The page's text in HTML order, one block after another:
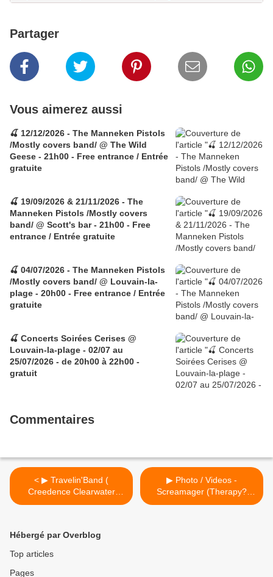
Partager
Vous aimerez aussi
🍒 12/12/2026 - The Manneken Pistols
/Mostly covers band/ @ The Wild
Geese - 21h00 - Free entrance / Entrée
gratuite
🍒 19/09/2026 & 21/11/2026 - The
Manneken Pistols /Mostly covers
band/ @ Scott's bar - 21h00 - Free
entrance / Entrée gratuite
🍒 04/07/2026 - The Manneken Pistols
/Mostly covers band/ @ Louvain-la-
plage - 20h00 - Free entrance / Entrée
gratuite
🍒 Concerts Soirées Cerises @
Louvain-la-plage - 02/07 au
25/07/2026 - de 20h00 à 22h00 -
gratuit
Commentaires
< ▶ Travelin'Band (
Creedence Clearwater
Revival tribute band ) @
gratuite/Free entrance
▶ Photo / Videos -
Screamager (Therapy?
tribute band) @ Rock
Hébergé par Overblog
Top articles
Pages